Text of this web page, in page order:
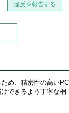
違反を報告する
め、精密性の高いPC
できるよう丁寧な梱